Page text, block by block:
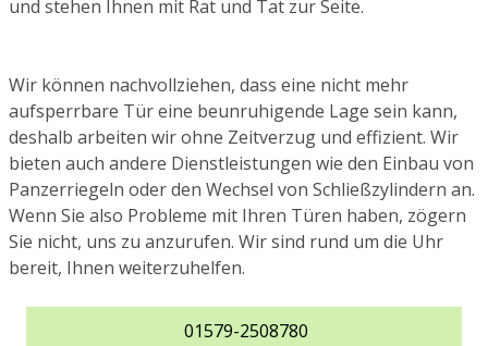
und stehen Ihnen mit Rat und Tat zur Seite.
Wir können nachvollziehen, dass eine nicht mehr
aufsperrbare Tür eine beunruhigende Lage sein kann,
deshalb arbeiten wir ohne Zeitverzug und effizient. Wir
bieten auch andere Dienstleistungen wie den Einbau von
Panzerriegeln oder den Wechsel von Schließzylindern an.
Wenn Sie also Probleme mit Ihren Türen haben, zögern
Sie nicht, uns zu anzurufen. Wir sind rund um die Uhr
bereit, Ihnen weiterzuhelfen.
01579-2508780